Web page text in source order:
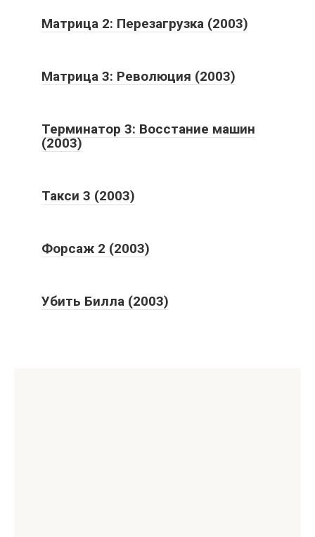
Матрица 2: Перезагрузка (2003)
Матрица 3: Революция (2003)
Терминатор 3: Восстание машин
(2003)
Такси 3 (2003)
Форсаж 2 (2003)
Убить Билла (2003)